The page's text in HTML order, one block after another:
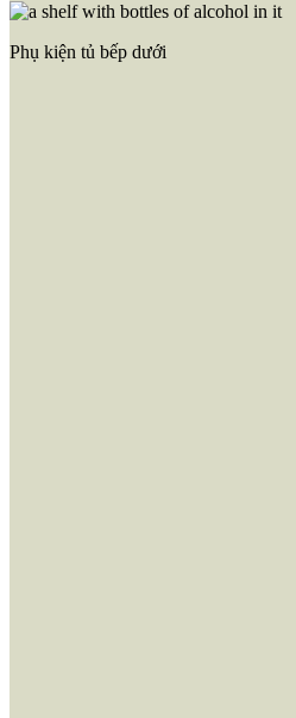
Phụ kiện tủ bếp dưới